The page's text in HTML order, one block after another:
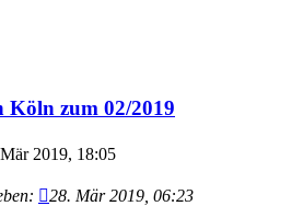
Köln zum 02/2019
2019, 18:05
28. Mär 2019, 06:23